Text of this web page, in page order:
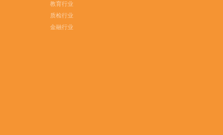
教育行业
质检行业
金融行业